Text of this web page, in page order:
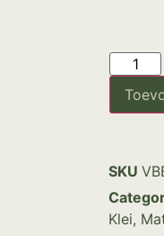
SKU
Klei,